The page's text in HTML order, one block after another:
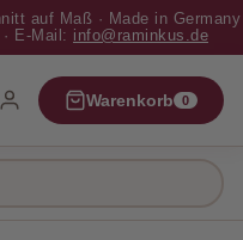
auf Maß · Made in Germany
· E-Mail: info@raminkus.de
Warenkorb 0
✕ Schließen